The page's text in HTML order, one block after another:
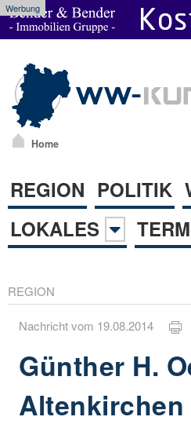
Werbung
Home
REGION POLITIK
LOKALES
REGION
Nachricht vom 19.08.2014
Günther H.
Altenkirchen